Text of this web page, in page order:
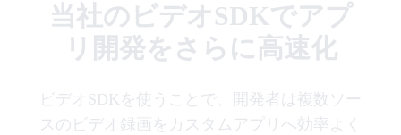
当社のビデオSDKでアプ
リ開発をさらに高速化
ビデオSDKを使うことで、開発者は複数ソー
スのビデオ録画をカスタムアプリへ効率よく